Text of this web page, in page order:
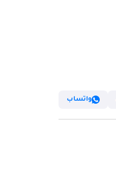
واتساب